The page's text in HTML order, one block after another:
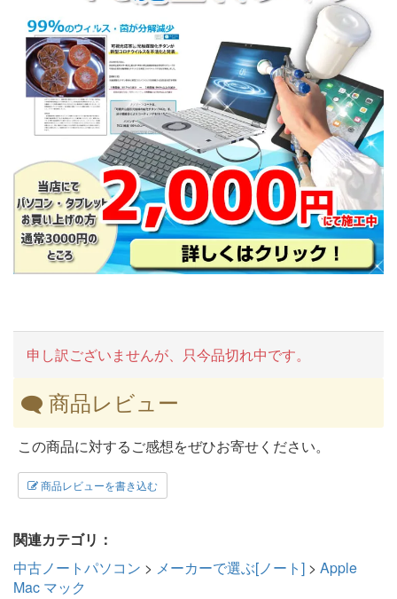
申し訳ございませんが、只今品切れ中です。
商品レビュー
この商品に対するご感想をぜひお寄せください。
商品レビューを書き込む
関連カテゴリ：
中古ノートパソコン > メーカーで選ぶ[ノート] > Apple
Mac マック